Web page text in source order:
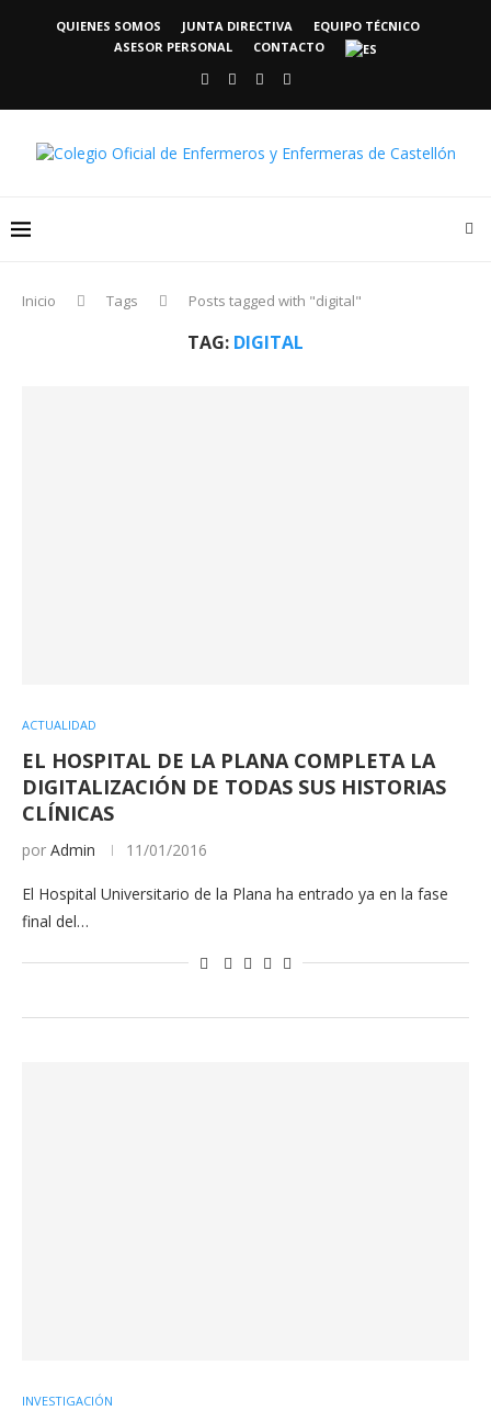
QUIENES SOMOS JUNTA DIRECTIVA
EQUIPO TÉCNICO
ASESOR PERSONAL
CONTACTO
Inicio Tags Posts tagged with "digital"
TAG: DIGITAL
ACTUALIDAD
EL HOSPITAL DE LA PLANA COMPLETA LA
DIGITALIZACIÓN DE TODAS SUS HISTORIAS
CLÍNICAS
por Admin 11/01/2016
El Hospital Universitario de la Plana ha entrado ya en la fase
final del…
INVESTIGACIÓN